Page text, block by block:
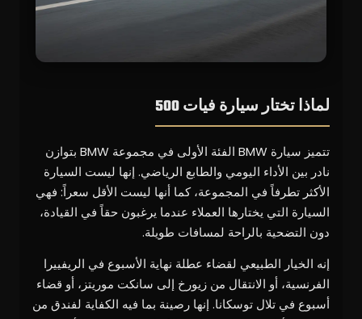
لماذا تختار سيارة فيات 500
تتميز سيارة BMW الفئة الأولى في مجموعة BMW بتوازن
نادر بين الأداء اليومي والطابع الرياضي. إنها ليست السيارة
الأكثر تطرفاً في المجموعة، كما أنها ليست الأقل سعراً: فهي
السيارة التي يختارها العملاء عندما يرغبون حقاً في القيادة،
دون التضحية بالراحة لمسافات طويلة.
إنه الخيار الطبيعي لقضاء عطلة نهاية الأسبوع في الريفييرا
الفرنسية، أو الانتقال من زيورخ إلى سانكت موريتز، أو قضاء
أسبوع في تلال توسكانا. إنها رصينة بما فيه الكفاية لفندق من